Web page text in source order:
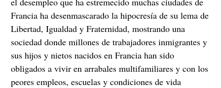
Francia ha desenmascarado la hipocresía de su lema de
Libertad, Igualdad y Fraternidad, mostrando una
sociedad donde millones de trabajadores inmigrantes y
sus hijos y nietos nacidos en Francia han sido
obligados a vivir en arrabales multifamiliares y con los
peores empleos, escuelas y condiciones de vida